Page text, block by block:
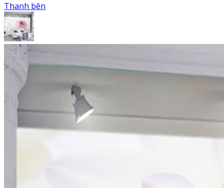
Thanh bên